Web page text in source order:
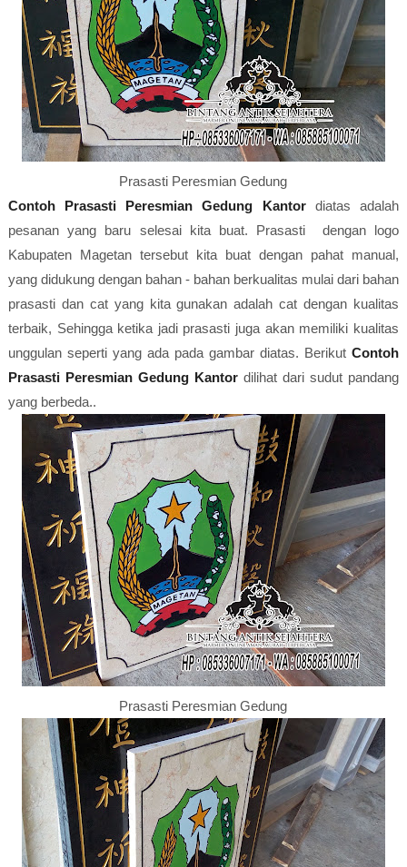
Prasasti Peresmian Gedung
Contoh Prasasti Peresmian Gedung Kantordiatas adalah
pesanan yang baru selesai kita buat. Prasasti dengan logo
Kabupaten Magetan tersebut kita buat dengan pahat manual,
yang didukung dengan bahan - bahan berkualitas mulai dari bahan
prasasti dan cat yang kita gunakan adalah cat dengan kualitas
terbaik, Sehingga ketika jadi prasasti juga akan memiliki kualitas
unggulan seperti yang ada pada gambar diatas. BerikutContoh
Prasasti Peresmian Gedung Kantor dilihat dari sudut pandang
yang berbeda..
Prasasti Peresmian Gedung